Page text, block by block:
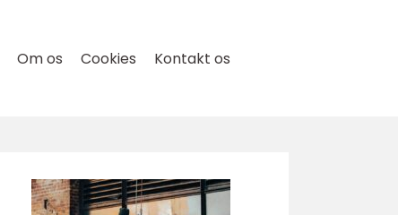
Om os Cookies Kontakt os